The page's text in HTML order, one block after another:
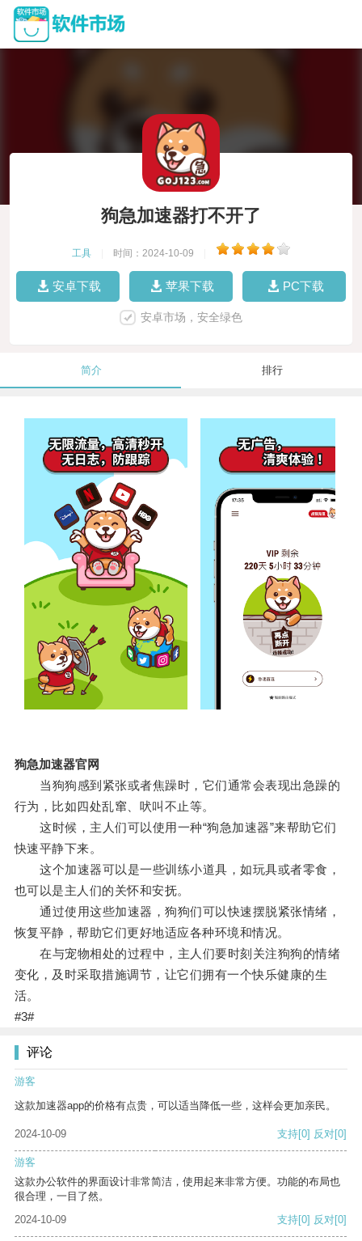
狗急加速器打不开了
工具 时间：2024-10-09
安卓下载 苹果下载 PC下载
安卓市场，安全绿色
简介 排行
狗急加速器官网
当狗狗感到紧张或者焦躁时，它们通常会表现出急躁的
行为，比如四处乱窜、吠叫不止等。
这时候，主人们可以使用一种“狗急加速器”来帮助它们
快速平静下来。
这个加速器可以是一些训练小道具，如玩具或者零食，
也可以是主人们的关怀和安抚。
通过使用这些加速器，狗狗们可以快速摆脱紧张情绪，
恢复平静，帮助它们更好地适应各种环境和情况。
在与宠物相处的过程中，主人们要时刻关注狗狗的情绪
变化，及时采取措施调节，让它们拥有一个快乐健康的生
活。
#3#
评论
游客
这款加速器app的价格有点贵，可以适当降低一些，这样会更加亲民。
2024-10-09 支持[0] 反对[0]
游客
这款办公软件的界面设计非常简洁，使用起来非常方便。功能的布局也
很合理，一目了然。
2024-10-09
支持[0] 反对[0]